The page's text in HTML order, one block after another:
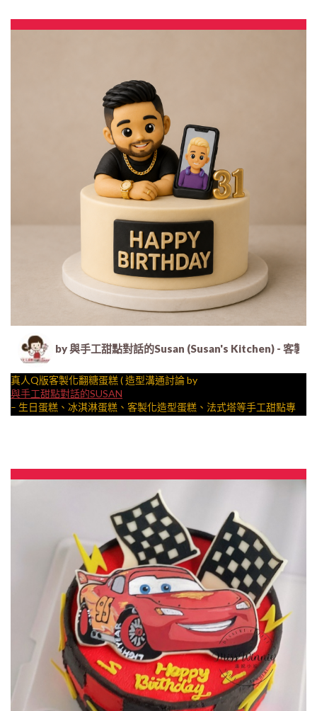
by 與手工甜點對話的Susan (Susan's Kitchen) - 客製
真人Q版客製化翻糖蛋糕 ( 造型溝通討論 by
與手工甜點對話的SUSAN
– 生日蛋糕、冰淇淋蛋糕、客製化造型蛋糕、法式塔等手工甜點專